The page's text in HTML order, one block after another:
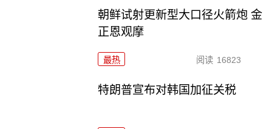
朝鲜试射更新型大口径火箭炮 金
正恩观摩
最热 阅读 16823
特朗普宣布对韩国加征关税